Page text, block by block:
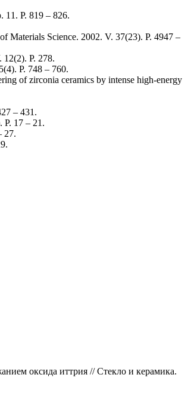
11. P. 819 – 826.
Materials Science. 2002. V. 37(23). P. 4947 –
P. 278.
P. 748 – 760.
of zirconia ceramics by intense high-energy
– 431.
P. 17 – 21.
27.
оксида иттрия // Стекло и керамика.